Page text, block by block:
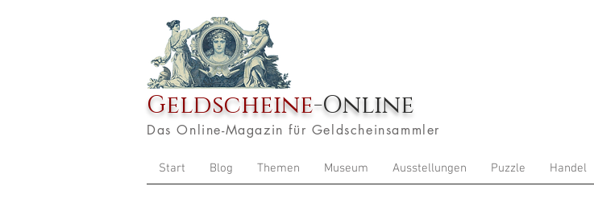
Geldscheine-Online
Das Online-Magazin für Geldscheinsammler
Start Blog Themen Museum Ausstellungen Puzzle Handel